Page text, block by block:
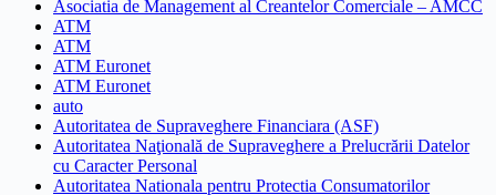
Asociatia de Management al Creantelor Comerciale – AMCC
ATM
ATM
ATM Euronet
ATM Euronet
auto
Autoritatea de Supraveghere Financiara (ASF)
Autoritatea Naţională de Supraveghere a Prelucrării Datelor
cu Caracter Personal
Autoritatea Nationala pentru Protectia Consumatorilor